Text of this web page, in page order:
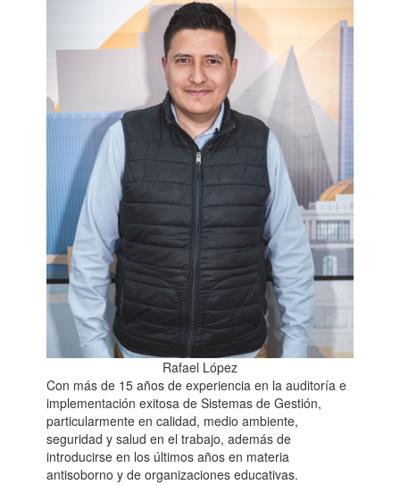
Rafael López
Con más de 15 años de experiencia en la auditoría e
implementación exitosa de Sistemas de Gestión,
particularmente en calidad, medio ambiente,
seguridad y salud en el trabajo, además de
introducirse en los últimos años en materia
antisoborno y de organizaciones educativas.